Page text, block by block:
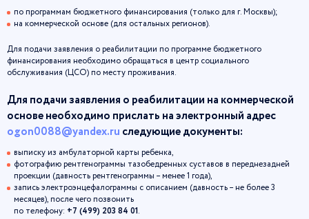
по программам бюджетного финансирования (только для г. Москвы);
на коммерческой основе (для остальных регионов).
Для подачи заявления о реабилитации по программе бюджетного
финансирования необходимо обращаться в центр социального
обслуживания (ЦСО) по месту проживания.
Для подачи заявления о реабилитации на коммерческой
основе необходимо прислать на электронный адрес
ogon0088@yandex.ru следующие документы:
выписку из амбулаторной карты ребенка,
фотографию рентгенограммы тазобедренных суставов в переднезадней
проекции (давность рентгенограммы – менее 1 года),
запись электроэнцефалограммы с описанием (давность – не более 3
месяцев), после чего позвонить
по телефону: +7 (499) 203 84 01.